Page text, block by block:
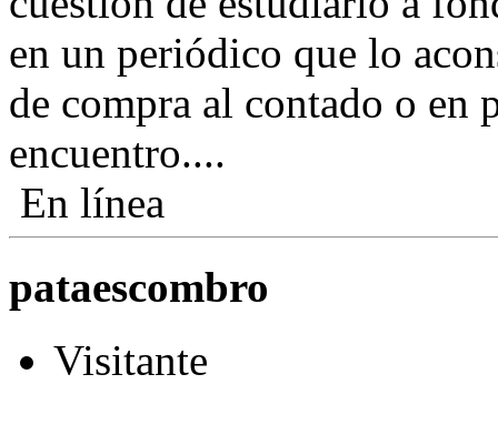
en un periódico que lo
de compra al contado o en
encuentro....
En línea
pataescombro
Visitante